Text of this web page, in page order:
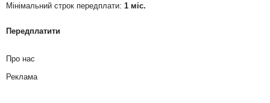
Мінімальний строк передплати: 1 міс.
Передплатити
Про нас
Реклама